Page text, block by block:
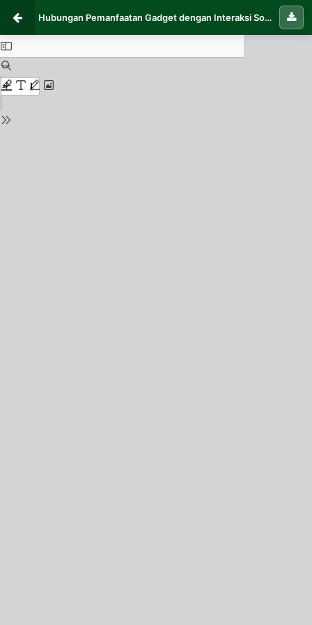
Hubungan Pemanfaatan Gadget dengan Interaksi Sosial Pada Remaja